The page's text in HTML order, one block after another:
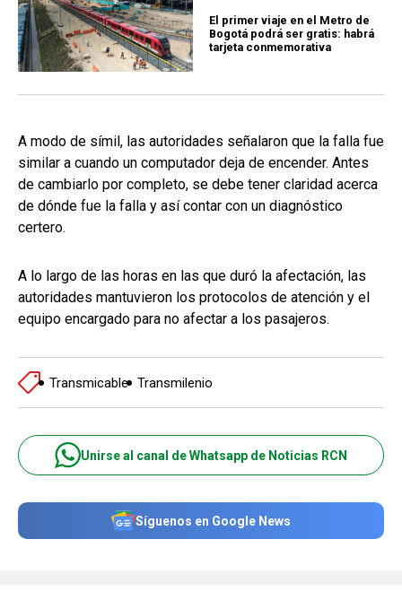
El primer viaje en el Metro de
Bogotá podrá ser gratis: habrá
tarjeta conmemorativa
A modo de símil, las autoridades señalaron que la falla fue
similar a cuando un computador deja de encender. Antes
de cambiarlo por completo, se debe tener claridad acerca
de dónde fue la falla y así contar con un diagnóstico
certero.
A lo largo de las horas en las que duró la afectación, las
autoridades mantuvieron los protocolos de atención y el
equipo encargado para no afectar a los pasajeros.
Transmicable Transmilenio
Unirse al canal de Whatsapp de Noticias RCN
Síguenos en Google News